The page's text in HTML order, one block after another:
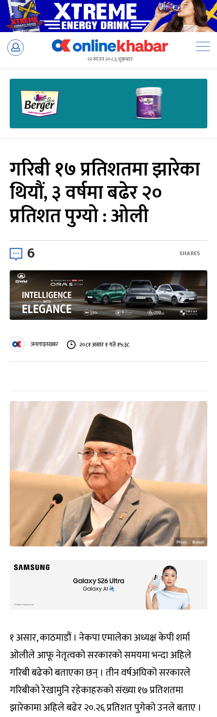
Skip
२२ साउन २०८३, शुक्रबार
गरिबी १७ प्रतिशतमा झारेका
थियौं, ३ वर्षमा बढेर २०
प्रतिशत पुग्यो : ओली
6 SHARES
अनलाइनखबर २०८१ असार १ गते १५:३८
१ असार, काठमाडौं । नेकपा एमालेका अध्यक्ष केपी शर्मा
ओलीले आफू नेतृत्वको सरकारको समयमा भन्दा अहिले
गरिबी बढेको बताएका छन् । तीन वर्षअघिको सरकारले
गरिबीको रेखामुनि रहेकाहरुको संख्या १७ प्रतिशतमा
झारेकामा अहिले बढेर २०.२६ प्रतिशत पुगेको उनले बताए ।